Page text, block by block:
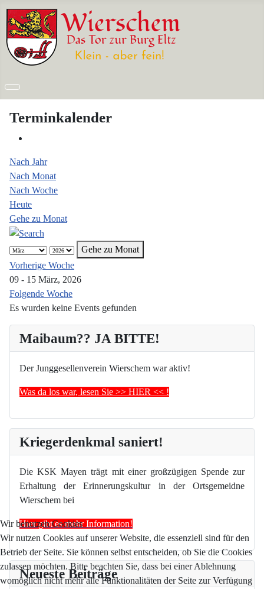
Maibaum?? JA BITTE!
Der Junggesellenverein Wierschem war aktiv!
Was da los war, lesen Sie >> HIER << !
Kriegerdenkmal saniert!
Die KSK Mayen trägt mit einer großzügigen Spende zur
Erhaltung der Erinnerungskultur in der Ortsgemeidne
Wierschem bei
Hier gibt es mehr Information!
Neueste Beiträge
Terminkalender
Nach Jahr
Nach Monat
Nach Woche
Heute
Gehe zu Monat
Gehe zu Monat
Vorherige Woche
09 - 15 März, 2026
Folgende Woche
Es wurden keine Events gefunden
Wir benutzen Cookies
Wir nutzen Cookies auf unserer Website, die essenziell sind für den
Betrieb der Seite. Sie können selbst entscheiden, ob Sie die Cookies
zulassen möchten. Bitte beachten Sie, dass bei einer Ablehnung
womöglich nicht mehr alle Funktionalitäten der Seite zur Verfügung